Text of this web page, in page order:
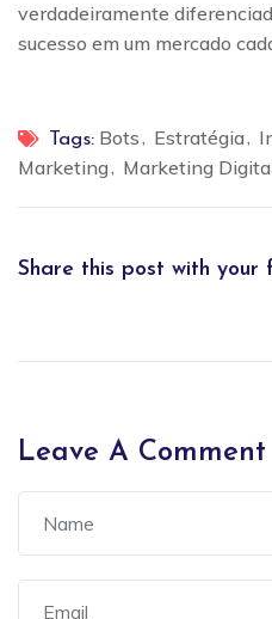
verdadeiramente
sucesso em um mercado
Tags: Bots Estratégia
Marketing
Marketing
Share this post with your
Leave A Comment